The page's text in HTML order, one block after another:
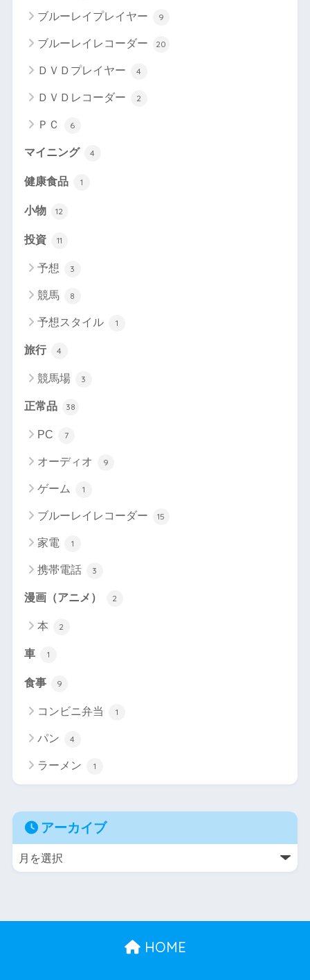
ブルーレイプレイヤー 9
ブルーレイレコーダー 20
ＤＶＤプレイヤー 4
ＤＶＤレコーダー 2
ＰＣ 6
マイニング 4
健康食品 1
小物 12
投資 11
予想 3
競馬 8
予想スタイル 1
旅行 4
競馬場 3
正常品 38
PC 7
オーディオ 9
ゲーム 1
ブルーレイレコーダー 15
家電 1
携帯電話 3
漫画（アニメ） 2
本 2
車 1
食事 9
コンビニ弁当 1
パン 4
ラーメン 1
アーカイブ
HOME